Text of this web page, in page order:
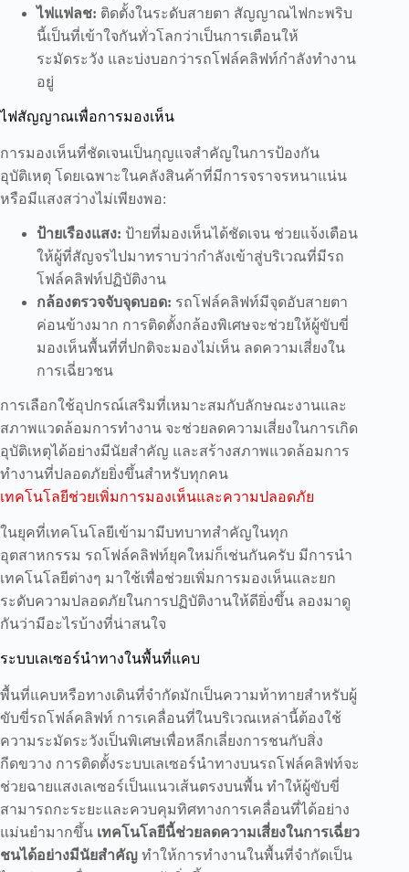
ไฟแฟลช: ติดตั้งในระดับสายตา สัญญาณไฟกะพริบ
นี้เป็นที่เข้าใจกันทั่วโลกว่าเป็นการเตือนให้
ระมัดระวัง และบ่งบอกว่ารถโฟล์คลิฟท์กำลังทำงาน
อยู่
ไฟสัญญาณเพื่อการมองเห็น
การมองเห็นที่ชัดเจนเป็นกุญแจสำคัญในการป้องกัน
อุบัติเหตุ โดยเฉพาะในคลังสินค้าที่มีการจราจรหนาแน่น
หรือมีแสงสว่างไม่เพียงพอ:
ป้ายเรืองแสง: ป้ายที่มองเห็นได้ชัดเจน ช่วยแจ้งเตือน
ให้ผู้ที่สัญจรไปมาทราบว่ากำลังเข้าสู่บริเวณที่มีรถ
โฟล์คลิฟท์ปฏิบัติงาน
กล้องตรวจจับจุดบอด: รถโฟล์คลิฟท์มีจุดอับสายตา
ค่อนข้างมาก การติดตั้งกล้องพิเศษจะช่วยให้ผู้ขับขี่
มองเห็นพื้นที่ที่ปกติจะมองไม่เห็น ลดความเสี่ยงใน
การเฉี่ยวชน
การเลือกใช้อุปกรณ์เสริมที่เหมาะสมกับลักษณะงานและ
สภาพแวดล้อมการทำงาน จะช่วยลดความเสี่ยงในการเกิด
อุบัติเหตุได้อย่างมีนัยสำคัญ และสร้างสภาพแวดล้อมการ
ทำงานที่ปลอดภัยยิ่งขึ้นสำหรับทุกคน
เทคโนโลยีช่วยเพิ่มการมองเห็นและความปลอดภัย
ในยุคที่เทคโนโลยีเข้ามามีบทบาทสำคัญในทุก
อุตสาหกรรม รถโฟล์คลิฟท์ยุคใหม่ก็เช่นกันครับ มีการนำ
เทคโนโลยีต่างๆ มาใช้เพื่อช่วยเพิ่มการมองเห็นและยก
ระดับความปลอดภัยในการปฏิบัติงานให้ดียิ่งขึ้น ลองมาดู
กันว่ามีอะไรบ้างที่น่าสนใจ
ระบบเลเซอร์นำทางในพื้นที่แคบ
พื้นที่แคบหรือทางเดินที่จำกัดมักเป็นความท้าทายสำหรับผู้
ขับขี่รถโฟล์คลิฟท์ การเคลื่อนที่ในบริเวณเหล่านี้ต้องใช้
ความระมัดระวังเป็นพิเศษเพื่อหลีกเลี่ยงการชนกับสิ่ง
กีดขวาง การติดตั้งระบบเลเซอร์นำทางบนรถโฟล์คลิฟท์จะ
ช่วยฉายแสงเลเซอร์เป็นแนวเส้นตรงบนพื้น ทำให้ผู้ขับขี่
สามารถกะระยะและควบคุมทิศทางการเคลื่อนที่ได้อย่าง
แม่นยำมากขึ้น เทคโนโลยีนี้ช่วยลดความเสี่ยงในการเฉี่ยว
ชนได้อย่างมีนัยสำคัญ ทำให้การทำงานในพื้นที่จำกัดเป็น